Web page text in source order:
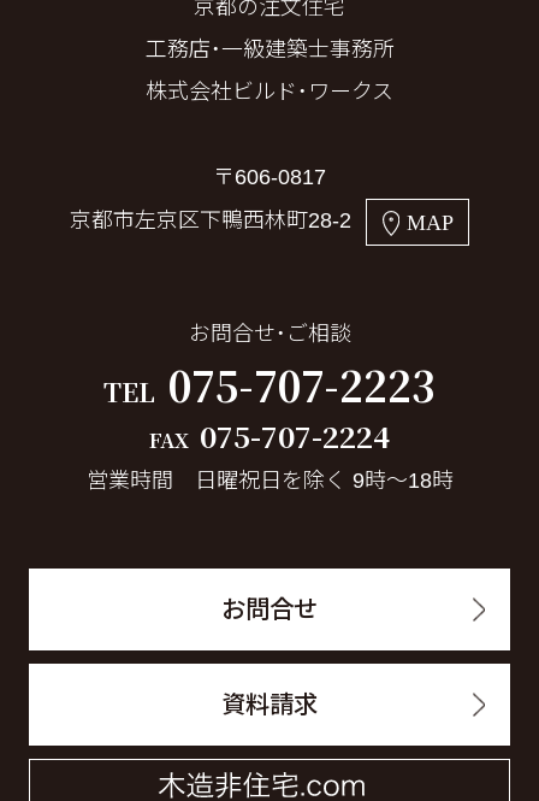
京都の注文住宅
工務店・一級建築士事務所
株式会社ビルド・ワークス
〒606-0817
京都市左京区下鴨西林町28-2
MAP
お問合せ・ご相談
TEL 075-707-2223
FAX 075-707-2224
営業時間 日曜祝日を除く 9時～18時
お問合せ
資料請求